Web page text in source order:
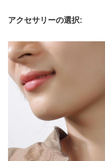
アクセサリーの選択: